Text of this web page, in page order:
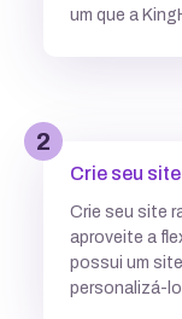
Múltiplas
Múltiplas
um que a
2
Crie seu site
Crie seu site
aproveite a
possui um
personalizá-